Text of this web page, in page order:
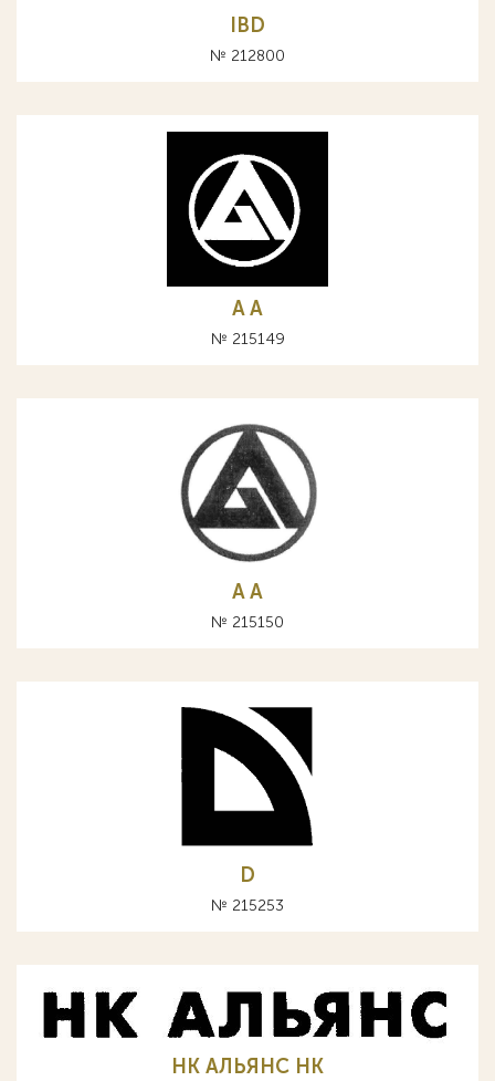
IBD
№ 212800
A А
№ 215149
A А
№ 215150
D
№ 215253
НК АЛЬЯНС HK